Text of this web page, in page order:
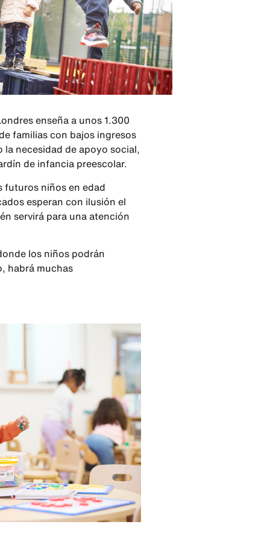
enseña a unos 1.300
familias con bajos ingresos
necesidad de apoyo social,
de infancia preescolar.
futuros niños en edad
esperan con ilusión el
servirá para una atención
los niños podrán
habrá muchas